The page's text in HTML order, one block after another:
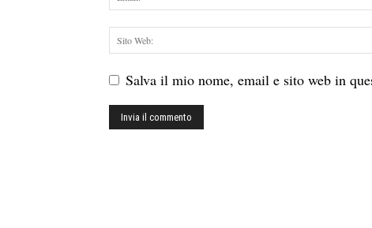
Salva il mio nome, email e sito web in